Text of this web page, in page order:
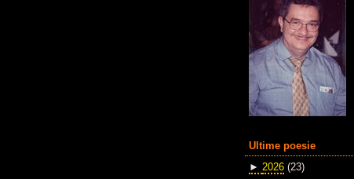
Ultime poesie
► 2026 (23)